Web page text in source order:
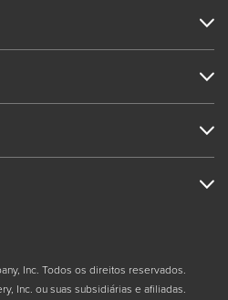
Inc. Todos os direitos reservados.
Inc. ou suas subsidiárias e afiliadas.